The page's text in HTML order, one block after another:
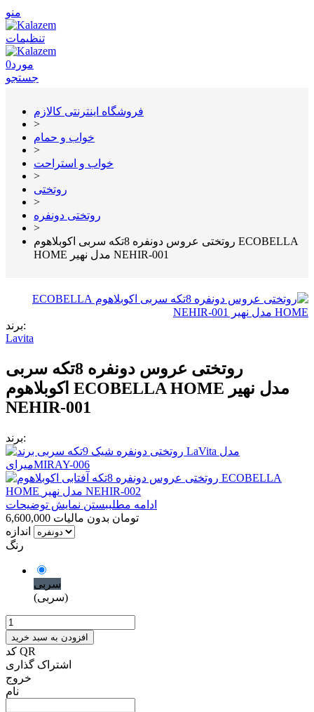
منو
تنظیمات
0مورد
جستجو
فروشگاه اینترنتی کالازم
>
خواب و حمام
>
خواب و استراحت
>
روتختی
>
روتختی دونفره
>
روتختی عروس دونفره 8تکه سربی اکوبلاهوم ECOBELLA
HOME مدل نهیر NEHIR-001
برند:
Lavita
روتختی عروس دونفره 8تکه سربی
اکوبلاهوم ECOBELLA HOME مدل نهیر
NEHIR-001
برند:
ادامه مطلببستن نمایش توضیحات
6,600,000 تومان بدون مالیات
اندازه
رنگ
سربی
(سربی)
افزودن به سبد خرید
کد QR
اشتراک گذاری
خروج
نام